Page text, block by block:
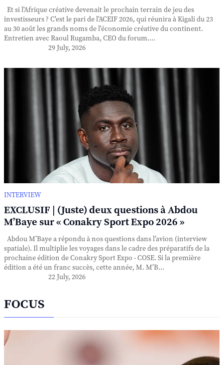
Et si l'Afrique créative devenait le prochain terrain de jeu des
investisseurs ? C'est le pari de l'ACEIF 2026, qui réunira à Kigali du 23
au 30 août les grands noms de l'économie créative du continent.
Entretien avec Raoul Rugamba, CEO du forum....
29 July, 2026
INTERVIEW
EXCLUSIF | (Juste) deux questions à Abdou
M’Baye sur « Conakry Sport Expo 2026 »
Abdou M’Baye a répondu à nos questions dans l’avion (interview
spatiale). Il multiplie les voyages dans le cadre des préparatifs de la
prochaine édition de Conakry Sport Expo - COSE. Si la première
édition a été un franc succès, cette année, M. M’B...
22 July, 2026
FOCUS